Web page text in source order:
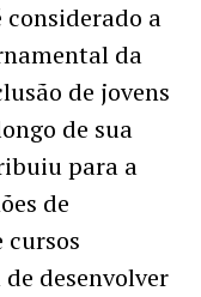
considerado a
da
de jovens
de sua
para a
de
cursos
desenvolver